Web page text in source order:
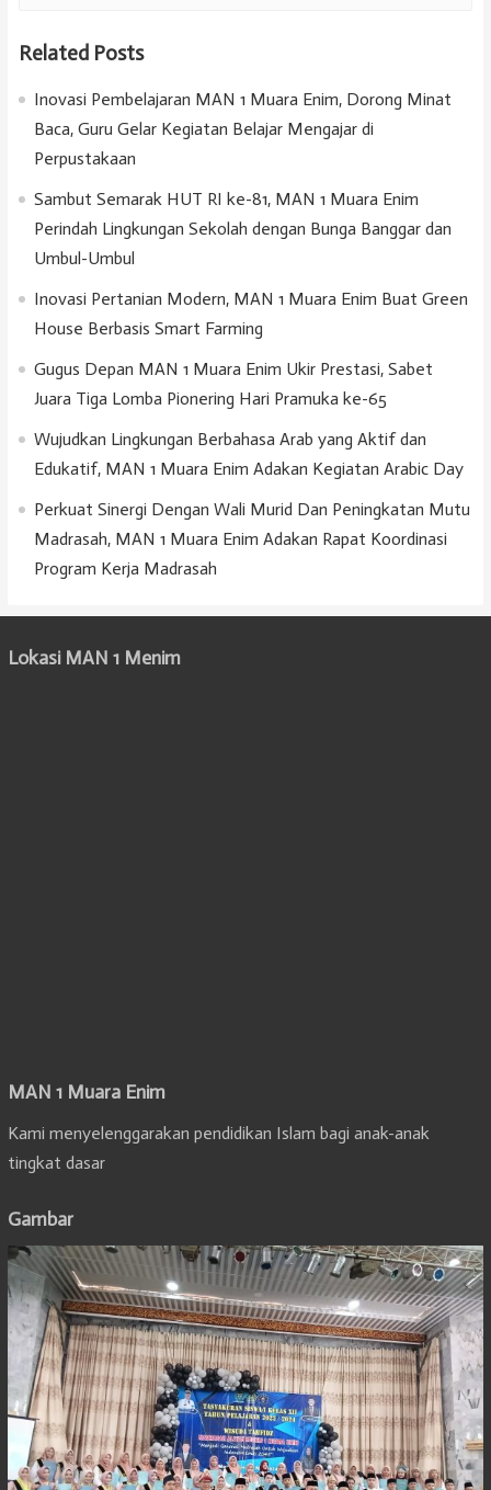
Related Posts
Inovasi Pembelajaran MAN 1 Muara Enim, Dorong Minat
Baca, Guru Gelar Kegiatan Belajar Mengajar di
Perpustakaan
Sambut Semarak HUT RI ke-81, MAN 1 Muara Enim
Perindah Lingkungan Sekolah dengan Bunga Banggar dan
Umbul-Umbul
Inovasi Pertanian Modern, MAN 1 Muara Enim Buat Green
House Berbasis Smart Farming
Gugus Depan MAN 1 Muara Enim Ukir Prestasi, Sabet
Juara Tiga Lomba Pionering Hari Pramuka ke-65
Wujudkan Lingkungan Berbahasa Arab yang Aktif dan
Edukatif, MAN 1 Muara Enim Adakan Kegiatan Arabic Day
Perkuat Sinergi Dengan Wali Murid Dan Peningkatan Mutu
Madrasah, MAN 1 Muara Enim Adakan Rapat Koordinasi
Program Kerja Madrasah
Lokasi MAN 1 Menim
MAN 1 Muara Enim
Kami menyelenggarakan pendidikan Islam bagi anak-anak
tingkat dasar
Gambar